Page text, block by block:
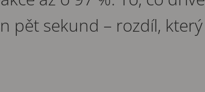
pět sekund – rozdíl, který